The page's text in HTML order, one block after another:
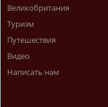
Великобритания
Туризм
Путешествия
Видео
Написать нам